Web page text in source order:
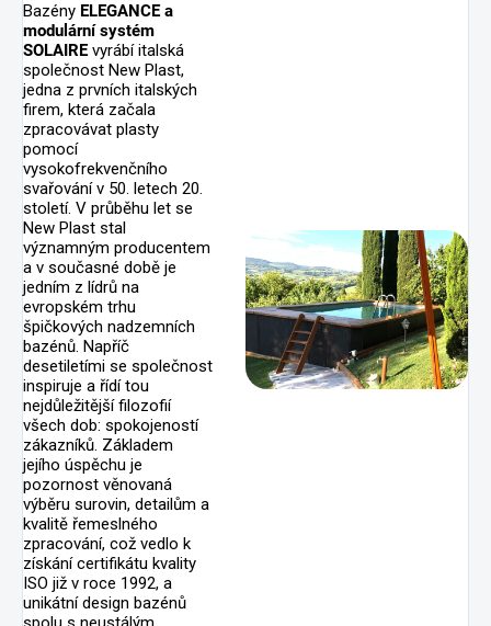
Bazény ELEGANCEa
modulární systém
SOLAIREvyrábí italská
společnost New Plast,
jedna z prvních italských
firem, která začala
zpracovávat plasty
pomocí
vysokofrekvenčního
svařování v 50. letech 20.
století. V průběhu let se
New Plast stal
významným producentem
a v současné době je
jedním z lídrů na
evropském trhu
špičkových nadzemních
bazénů. Napříč
desetiletími se společnost
inspiruje a řídí tou
nejdůležitější filozofií
všech dob: spokojeností
zákazníků. Základem
jejího úspěchu je
pozornost věnovaná
výběru surovin, detailům a
kvalitě řemeslného
zpracování, což vedlo k
získání certifikátu kvality
ISO již v roce 1992, a
unikátní design bazénů